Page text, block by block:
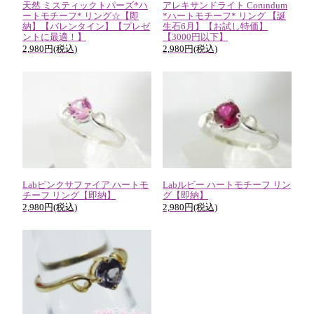
天然 ミスティックトパーズ*ハ
ートモチーフ* リング☆【即
納】【バレンタイン】【プレゼ
ントに最適！】
2,980円(税込)
アレキサンドライト Corundum
*ハートモチーフ* リング 【誕
生石6月】【お試し特価】
【3000円以下】
2,980円(税込)
Labピンクサファイア ハートモ
チーフ リング【即納】
2,980円(税込)
Labルビー ハートモチーフ リン
グ【即納】
2,980円(税込)